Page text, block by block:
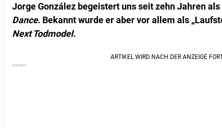
Jorge González begeistert uns seit zehn Jahren
Dance. Bekannt wurde er aber vor allem als
Next Todmodel.